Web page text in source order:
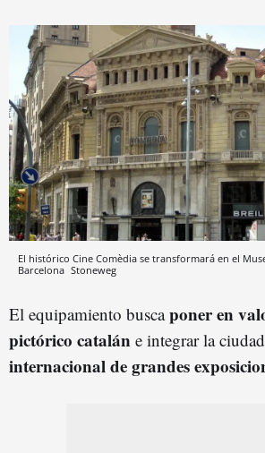
El histórico Cine Comèdia se transformará en el
Barcelona Stoneweg
El equipamiento buscaponer en
pictórico catalán e integrar la
internacional de grandes